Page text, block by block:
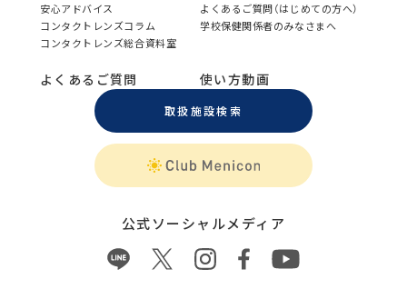
安心アドバイス
よくあるご質問（はじめての方へ）
コンタクトレンズコラム
学校保健関係者のみなさまへ
コンタクトレンズ総合資料室
よくあるご質問 使い方動画
取扱施設検索
公式ソーシャルメディア